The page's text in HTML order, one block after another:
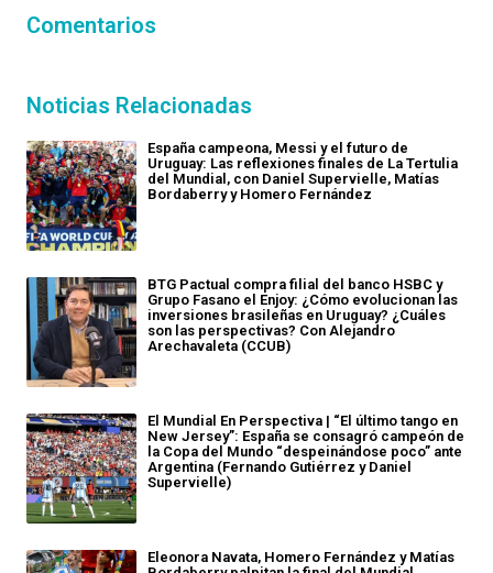
Comentarios
Noticias Relacionadas
España campeona, Messi y el futuro de
Uruguay: Las reflexiones finales de La Tertulia
del Mundial, con Daniel Supervielle, Matías
Bordaberry y Homero Fernández
BTG Pactual compra filial del banco HSBC y
Grupo Fasano el Enjoy: ¿Cómo evolucionan las
inversiones brasileñas en Uruguay? ¿Cuáles
son las perspectivas? Con Alejandro
Arechavaleta (CCUB)
El Mundial En Perspectiva | “El último tango en
New Jersey”: España se consagró campeón de
la Copa del Mundo “despeinándose poco” ante
Argentina (Fernando Gutiérrez y Daniel
Supervielle)
Eleonora Navata, Homero Fernández y Matías